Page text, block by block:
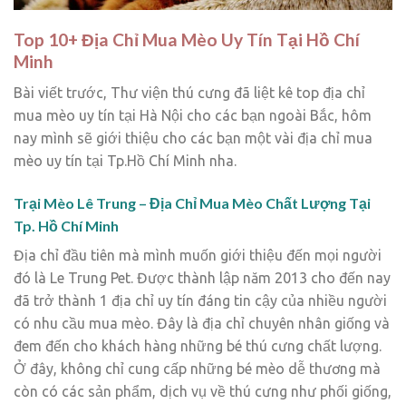
Top 10+ Địa Chỉ Mua Mèo Uy Tín Tại Hồ Chí
Minh
Bài viết trước, Thư viện thú cưng đã liệt kê top địa chỉ
mua mèo uy tín tại Hà Nội cho các bạn ngoài Bắc, hôm
nay mình sẽ giới thiệu cho các bạn một vài địa chỉ mua
mèo uy tín tại Tp.Hồ Chí Minh nha.
Trại Mèo Lê Trung – Địa Chỉ Mua Mèo Chất Lượng Tại
Tp. Hồ Chí Minh
Địa chỉ đầu tiên mà mình muốn giới thiệu đến mọi người
đó là Le Trung Pet. Được thành lập năm 2013 cho đến nay
đã trở thành 1 địa chỉ uy tín đáng tin cậy của nhiều người
có nhu cầu mua mèo. Đây là địa chỉ chuyên nhân giống và
đem đến cho khách hàng những bé thú cưng chất lượng.
Ở đây, không chỉ cung cấp những bé mèo dễ thương mà
còn có các sản phẩm, dịch vụ về thú cưng như phối giống,